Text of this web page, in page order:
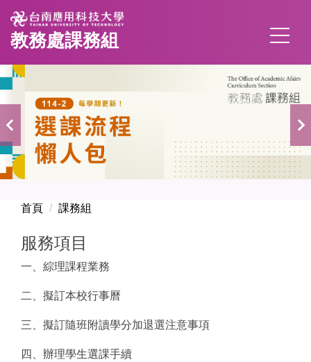
跳
到
主
內
教務處課務組
首頁 課務組
服務項目
一、綜理課程業務
二、擬訂本校行事曆
三、擬訂隨班附讀學分加退選注意事項
四、辦理學生選課手續